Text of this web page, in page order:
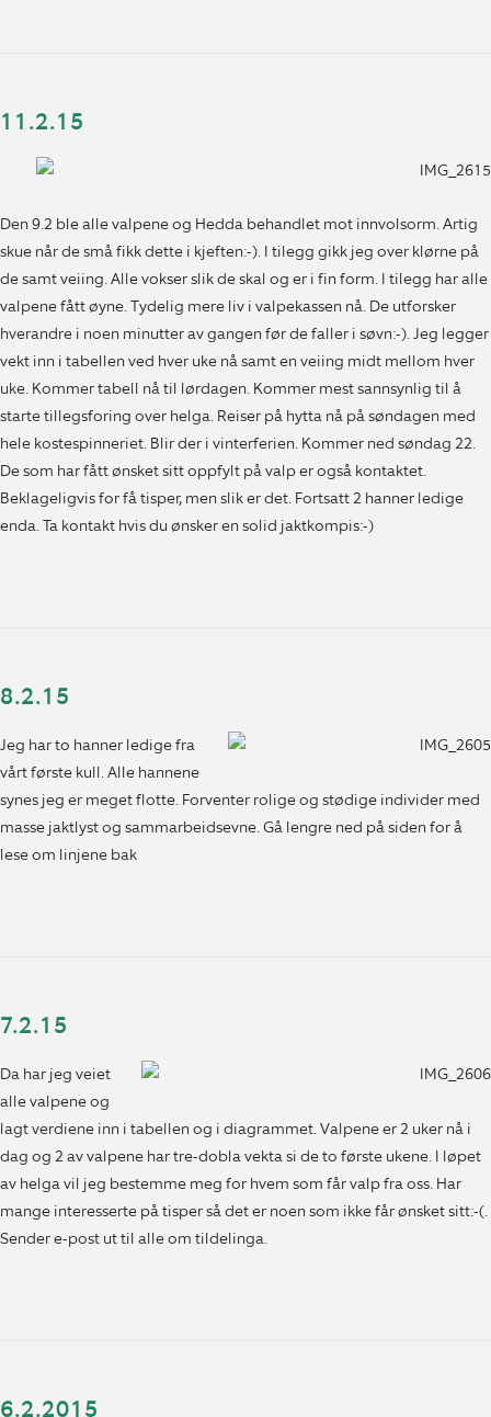
11.2.15
Den 9.2 ble alle valpene og Hedda behandlet mot innvolsorm. Artig
skue når de små fikk dette i kjeften:-). I tilegg gikk jeg over klørne på
de samt veiing. Alle vokser slik de skal og er i fin form. I tilegg har alle
valpene fått øyne. Tydelig mere liv i valpekassen nå. De utforsker
hverandre i noen minutter av gangen før de faller i søvn:-). Jeg legger
vekt inn i tabellen ved hver uke nå samt en veiing midt mellom hver
uke. Kommer tabell nå til lørdagen. Kommer mest sannsynlig til å
starte tillegsforing over helga. Reiser på hytta nå på søndagen med
hele kostespinneriet. Blir der i vinterferien. Kommer ned søndag 22.
De som har fått ønsket sitt oppfylt på valp er også kontaktet.
Beklageligvis for få tisper, men slik er det. Fortsatt 2 hanner ledige
enda. Ta kontakt hvis du ønsker en solid jaktkompis:-)
8.2.15
Jeg har to hanner ledige fra
vårt første kull. Alle hannene
synes jeg er meget flotte. Forventer rolige og stødige individer med
masse jaktlyst og sammarbeidsevne. Gå lengre ned på siden for å
lese om linjene bak
7.2.15
Da har jeg veiet
alle valpene og
lagt verdiene inn i tabellen og i diagrammet. Valpene er 2 uker nå i
dag og 2 av valpene har tre-dobla vekta si de to første ukene. I løpet
av helga vil jeg bestemme meg for hvem som får valp fra oss. Har
mange interesserte på tisper så det er noen som ikke får ønsket sitt:-(.
Sender e-post ut til alle om tildelinga.
6.2.2015